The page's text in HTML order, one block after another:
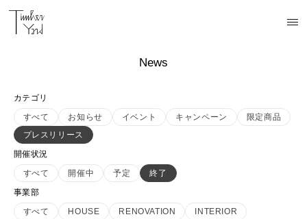
News
カテゴリ
すべて
お知らせ イベント キャンペーン
限定商品
プレスリリース
開催状況
すべて
開催中 予定
終了
事業部
すべて
HOUSE RENOVATION
INTERIOR